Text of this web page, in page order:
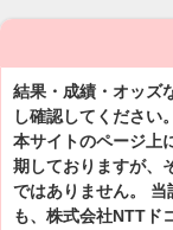
結果・成績・オッズ
し確認してください。
本サイトのページ上
期しておりますが、
ではありません。
も、株式会社NTTド